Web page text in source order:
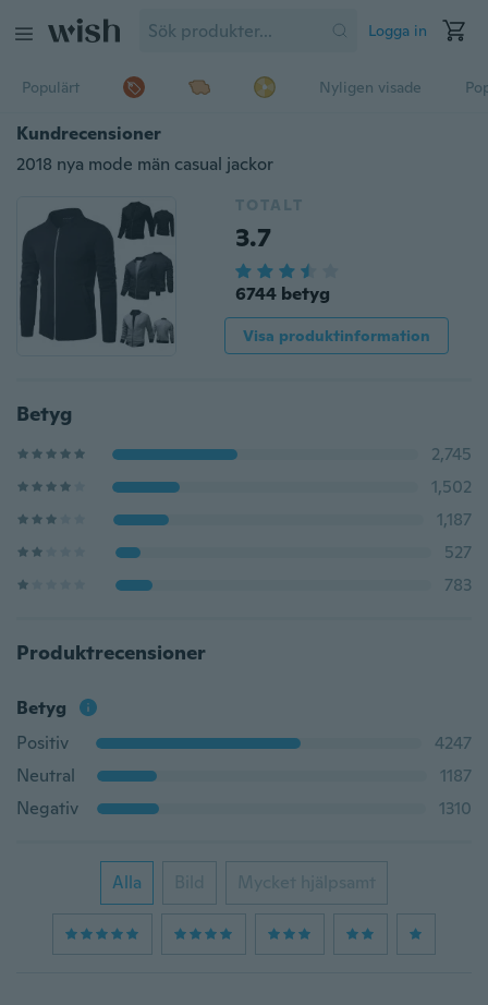
Logga in
Populärt Nyligen visade
Kundrecensioner
2018 nya mode män casual jackor
TOTALT
3.7
6744 betyg
Visa produktinformation
Betyg
2,745
1,502
1,187
527
783
Produktrecensioner
Betyg
Positiv
4247
Neutral
1187
Negativ
1310
Alla Bild Mycket hjälpsamt